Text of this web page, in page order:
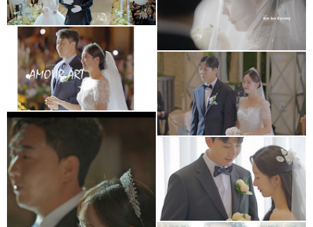
Cinema
메리다웨딩컨벤션
아모르아트웨딩컨벤션
본식영상
아모르아트 아모르홀
아르떼웨딩홀